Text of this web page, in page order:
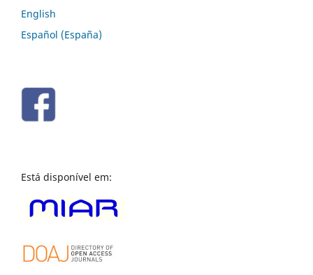
English
Español (España)
Está disponível em: